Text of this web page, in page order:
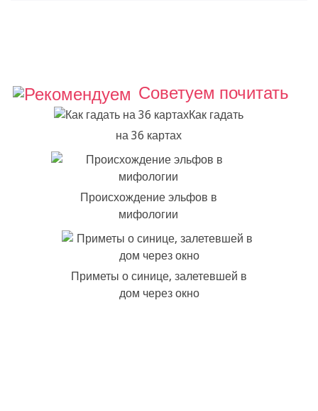
Советуем почитать
Как гадать
на 36 картах
Происхождение эльфов в
мифологии
Приметы о синице, залетевшей в
дом через окно